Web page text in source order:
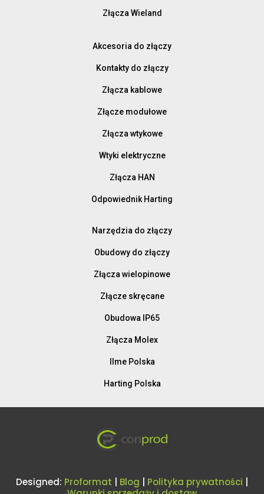
Złącza Wieland
Akcesoria do złączy
Kontakty do złączy
Złącza kablowe
Złącze modułowe
Złącza wtykowe
Wtyki elektryczne
Złącza HAN
Odpowiednik Harting
Narzędzia do złączy
Obudowy do złączy
Złącza wielopinowe
Złącze skręcane
Obudowa IP65
Złącza Molex
Ilme Polska
Harting Polska
Designed: Proformat Blog Polityka prywatności